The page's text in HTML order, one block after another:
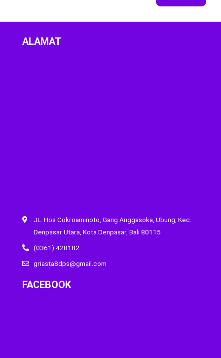
ALAMAT
JL. Hos Cokroaminoto, Gang Anggasoka, Ubung, Kec.
Denpasar Utara, Kota Denpasar, Bali 80115
(0361) 428182
griasta8dps@gmail.com
FACEBOOK